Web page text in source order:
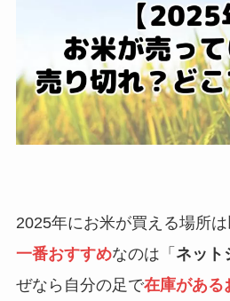
2025年にお米が買える場所は
一番おすすめなのは「 ネット
ぜなら自分の足で在庫がある